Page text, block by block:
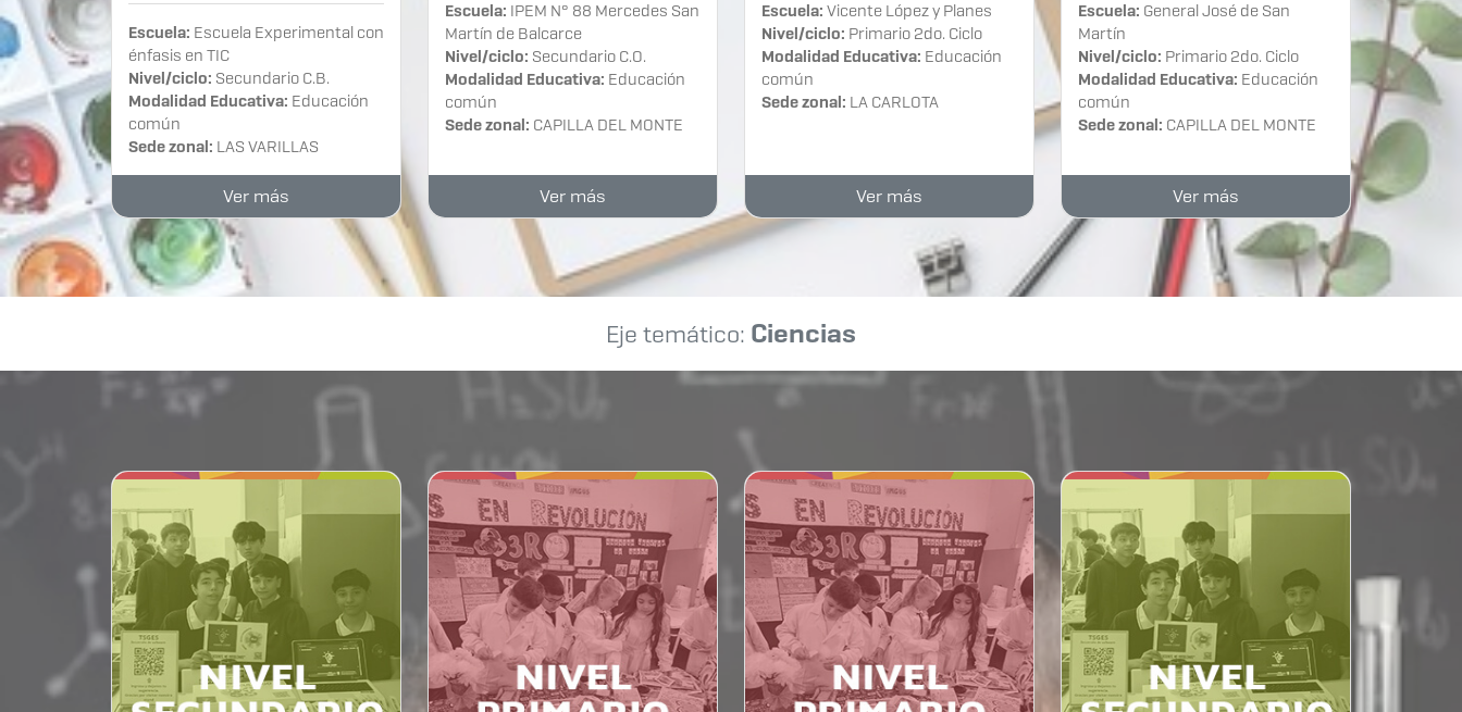
Escuela: Escuela Experimental con
énfasis en TIC
Nivel/ciclo: Secundario C.B.
Modalidad Educativa: Educación
común
Sede zonal: LAS VARILLAS
Ver más
Escuela: IPEM N° 88 Mercedes San
Martín de Balcarce
Nivel/ciclo: Secundario C.O.
Modalidad Educativa: Educación
común
Sede zonal: CAPILLA DEL MONTE
Ver más
Escuela: Vicente López y Planes
Nivel/ciclo: Primario 2do. Ciclo
Modalidad Educativa: Educación
común
Sede zonal: LA CARLOTA
Ver más
Escuela: General José de San
Martín
Nivel/ciclo: Primario 2do. Ciclo
Modalidad Educativa: Educación
común
Sede zonal: CAPILLA DEL MONTE
Ver más
Eje temático: Ciencias